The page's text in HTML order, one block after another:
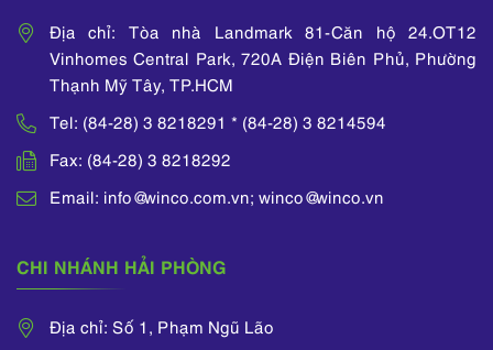
Địa chỉ: Tòa nhà Landmark 81-Căn hộ 24.OT12
Vinhomes Central Park, 720A Điện Biên Phủ, Phường
Thạnh Mỹ Tây, TP.HCM
Tel: (84-28) 3 8218291 * (84-28) 3 8214594
Fax: (84-28) 3 8218292
Email: info@winco.com.vn; winco@winco.vn
CHI NHÁNH HẢI PHÒNG
Địa chỉ: Số 1, Phạm Ngũ Lão